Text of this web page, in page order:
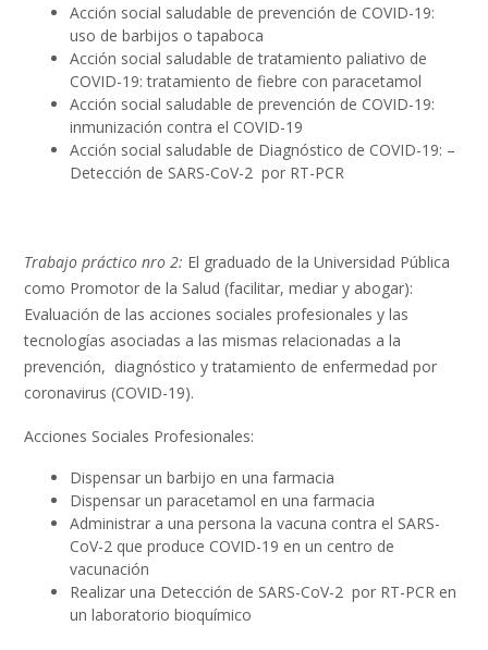
Acción social saludable de prevención de COVID-19:
uso de barbijos o tapaboca
Acción social saludable de tratamiento paliativo de
COVID-19: tratamiento de fiebre con paracetamol
Acción social saludable de prevención de COVID-19:
inmunización contra el COVID-19
Acción social saludable de Diagnóstico de COVID-19: –
Detección de SARS-CoV-2 por RT-PCR
Trabajo práctico nro 2: El graduado de la Universidad Pública
como Promotor de la Salud (facilitar, mediar y abogar):
Evaluación de las acciones sociales profesionales y las
tecnologías asociadas a las mismas relacionadas a la
prevención, diagnóstico y tratamiento de enfermedad por
coronavirus (COVID-19).
Acciones Sociales Profesionales:
Dispensar un barbijo en una farmacia
Dispensar un paracetamol en una farmacia
Administrar a una persona la vacuna contra el SARS-
CoV-2 que produce COVID-19 en un centro de
vacunación
Realizar una Detección de SARS-CoV-2 por RT-PCR en
un laboratorio bioquímico